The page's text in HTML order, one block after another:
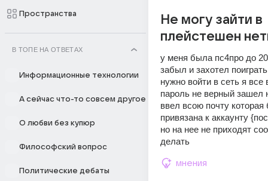
Пространства
В ТОПЕ НА ОТВЕТАХ
Информационные технологии
А сейчас что-то совсем другое
О любви без купюр
Философский вопрос
Политические дебаты
Не могу зайти в
плейстешен
у меня была пс4про до
забыл и захотел
нужно войти в сеть я все
пароль не верный зашел
ввел всою почту
привязана к аккаунту
но на нее не приходят
делать
мнения